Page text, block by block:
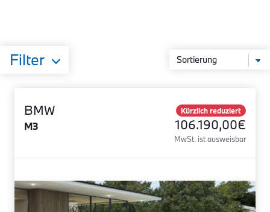
Filter
BMW
M3
Kürzlich reduziert
106.190,00€
MwSt. ist ausweisbar